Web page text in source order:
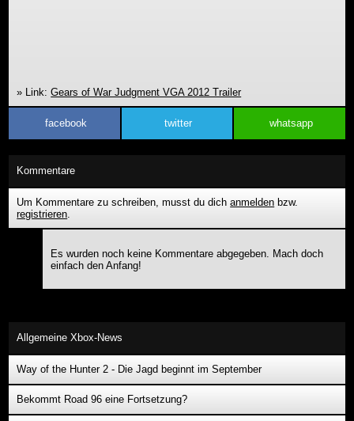
» Link:Gears of War Judgment VGA 2012 Trailer
facebook twitter whatsapp
Kommentare
Um Kommentare zu schreiben, musst du dichanmelden bzw.
registrieren
Es wurden noch keine Kommentare abgegeben. Mach doch
einfach den Anfang!
Allgemeine Xbox-News
Way of the Hunter 2 - Die Jagd beginnt im September
Bekommt Road 96 eine Fortsetzung?